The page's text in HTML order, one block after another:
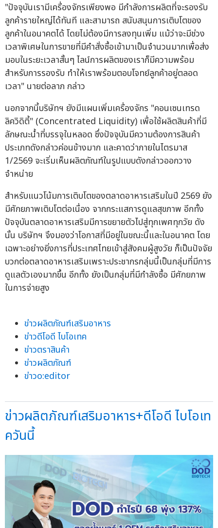
"ปัจจุบันเรามีเครื่องจักรเพียงพอ มีกำลังการผลิตที่จะรองรับ
ลูกค้ารายใหญ่ได้ทันที และสามารถ สนับสนุนการเติบโตของ
ลูกค้าในอนาคตได้ โดยไม่ต้องมีการลงทุนเพิ่ม แม้ว่าจะมีช่วง
เวลาพิเศษในการขายที่มีคำสั่งซื้อเข้ามาเป็นจำนวนมากเพื่อส่ง
มอบในระยะเวลาสั้นๆ ไลน์การผลิตของเราก็มีความพร้อม
สำหรับการรองรับ ทำให้เราพร้อมตอบโจทย์ลูกค้าอยู่ตลอด
เวลา" นายต่อลาภ กล่าว
นอกจากนี้บริษัทฯ ยังมีแผนเพิ่มเครื่องจักร "คอนเซนเทรด
ลิควิดิตี้" (Concentrated Liquidity) เพื่อใช้ผลิตสินค้าที่มี
ลักษณะน้ำที่บรรจุในหลอด ซึ่งปัจจุบันมีความต้องการสินค้า
ประเภทดังกล่าวค่อนข้างมาก และคาดว่าภายในไตรมาส
1/2569 จะเริ่มเห็นผลิตภัณฑ์ในรูปแบบดังกล่าวออกวาง
จำหน่าย
สำหรับแนวโน้มการเติบโตของตลาดอาหารเสริมในปี 2569 ยัง
มีศักยภาพเติบโตต่อเนื่อง จากกระแสการดูแลสุขภาพ อีกทั้ง
ปัจจุบันตลาดอาหารเสริมมีการขยายตัวไปสู่ทุกเพศทุกวัย ดัง
นั้น บริษัทฯ จึงมองว่าโอกาสที่มีอยู่ในขณะนี้และในอนาคต โดย
เฉพาะอย่างยิ่งการที่ประเทศไทยเข้าสู่สังคมผู้สูงวัย ก็เป็นปัจจัย
บวกต่อตลาดอาหารเสริมเพราะประชากรกลุ่มนี้เป็นกลุ่มที่มีการ
ดูแลตัวเองมากขึ้น อีกทั้ง ยังเป็นกลุ่มที่มีกำลังซื้อ มีศักยภาพ
ในการจ่ายสูง
ข่าวผลิตภัณฑ์เสริมอาหาร
ข่าวดีโอดี ไบโอเทค
ข่าวตราสินค้า
ข่าวผลิตภัณฑ์
ข่าวo:editor
ข่าวผลิตภัณฑ์เสริมอาหาร+ดีโอดี ไบโอเท
ควันนี้